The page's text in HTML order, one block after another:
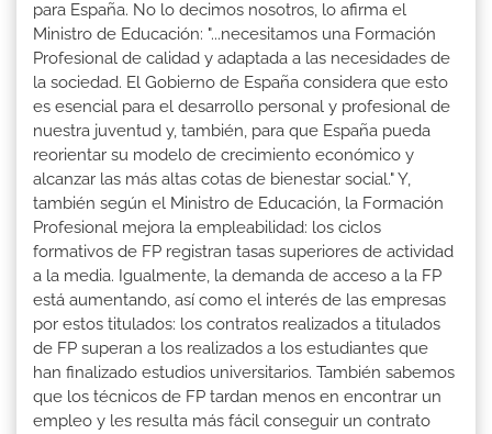
para España. No lo decimos nosotros, lo afirma el
Ministro de Educación: "...necesitamos una Formación
Profesional de calidad y adaptada a las necesidades de
la sociedad. El Gobierno de España considera que esto
es esencial para el desarrollo personal y profesional de
nuestra juventud y, también, para que España pueda
reorientar su modelo de crecimiento económico y
alcanzar las más altas cotas de bienestar social." Y,
también según el Ministro de Educación, la Formación
Profesional mejora la empleabilidad: los ciclos
formativos de FP registran tasas superiores de actividad
a la media. Igualmente, la demanda de acceso a la FP
está aumentando, así como el interés de las empresas
por estos titulados: los contratos realizados a titulados
de FP superan a los realizados a los estudiantes que
han finalizado estudios universitarios. También sabemos
que los técnicos de FP tardan menos en encontrar un
empleo y les resulta más fácil conseguir un contrato